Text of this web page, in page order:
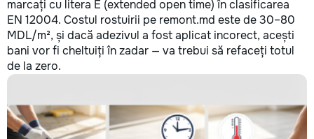
marcați cu litera E (extended open time) în clasificarea
EN 12004. Costul rostuirii pe remont.md este de 30–80
MDL/m², și dacă adezivul a fost aplicat incorect, acești
bani vor fi cheltuiți în zadar — va trebui să refaceți totul
de la zero.